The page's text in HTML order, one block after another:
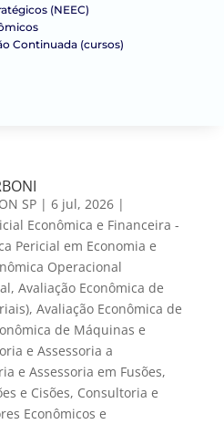
(NEEC)
Continuada (cursos)
SP| 6 jul, 2026|
Econômica e Financeira -
Pericial em Economia e
Operacional
, Avaliação Econômica de
, Avaliação Econômica de
de Máquinas e
e Assessoria a
e Assessoria em Fusões,
e Cisões, Consultoria e
Econômicos e